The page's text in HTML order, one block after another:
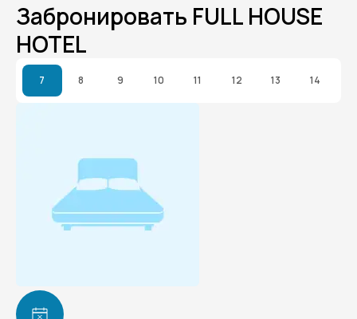
Забронировать FULL HOUSE
HOTEL
7 8 9 10 11 12 13 14